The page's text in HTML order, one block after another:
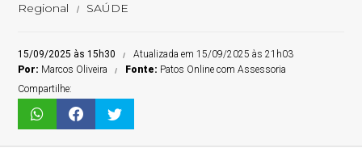
Regional SAÚDE
15/09/2025 às 15h30
Atualizada em 15/09/2025 às 21h03
Por: Marcos Oliveira Fonte: Patos Online com Assessoria
Compartilhe: